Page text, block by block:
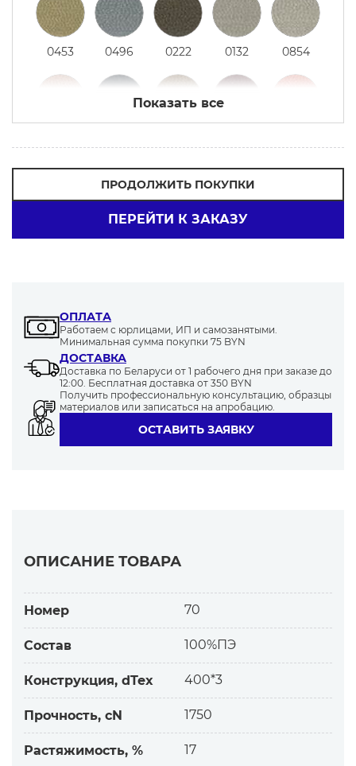
0453 0496 0222 0132 0854
3454 0650 0141
9833
0241 0467 0665 0497 0542
Показать все
ПРОДОЛЖИТЬ ПОКУПКИ
ПЕРЕЙТИ К ЗАКАЗУ
ОПЛАТА
Работаем с юрлицами, ИП и самозанятыми.
Минимальная сумма покупки 75 BYN
ДОСТАВКА
Доставка по Беларуси от 1 рабочего дня при заказе до
12:00. Бесплатная доставка от 350 BYN
Получить профессиональную консультацию, образцы
материалов или записаться на апробацию.
ОСТАВИТЬ ЗАЯВКУ
ОПИСАНИЕ ТОВАРА
Номер 70
Состав 100%ПЭ
Конструкция, dTex 400*3
Прочность, cN 1750
Растяжимость, % 17